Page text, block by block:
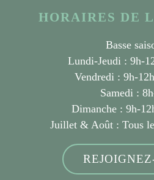
HORAIRES DE
Basse
Lundi-Jeudi : 9h-
Vendredi : 9h-
Samedi :
Dimanche : 9h-
Juillet & Août : Tous